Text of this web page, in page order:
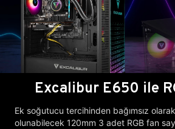
Excalibur E650 ile
Ek soğutucu tercihinden bağımsız
olunabilecek 120mm 3 adet RGB fan